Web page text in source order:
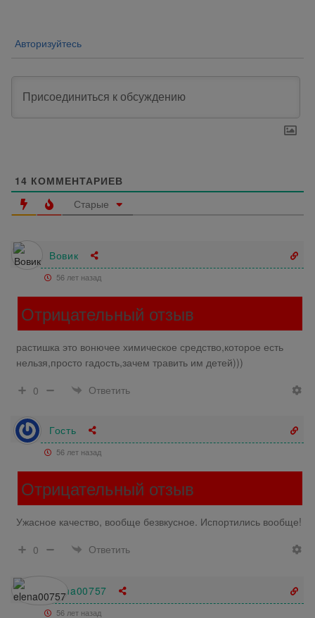
Авторизуйтесь
14 КОММЕНТАРИЕВ
Старые
Вовик
56 лет назад
Отрицательный отзыв
растишка это вонючее химическое средство,которое есть
нельзя,просто гадость,зачем травить им детей)))
0
Ответить
Гость
56 лет назад
Отрицательный отзыв
Ужасное качество, вообще безвкусное. Испортились вообще!
0
Ответить
elena00757
56 лет назад